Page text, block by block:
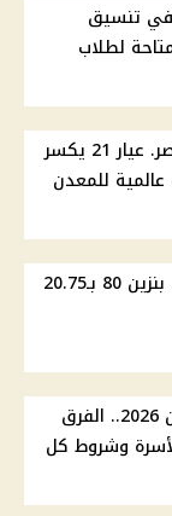
تقبل من 55% في تنسيق
المتاحة لطلاب
ارتفاع جديد بأسعار الذهب بمصر. عيار 21 يكسر
أسعار الوقود في مصر اليوم .. بنزين 80 بـ20.75
إضافة المواليد لبطاقة التموين 2026.. الفرق
وشروط كل